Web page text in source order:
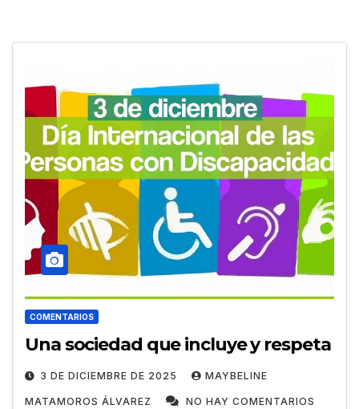
COMENTARIOS
Una sociedad que incluye y respeta
3 DE DICIEMBRE DE 2025 MAYBELINE
MATAMOROS ÁLVAREZ NO HAY COMENTARIOS